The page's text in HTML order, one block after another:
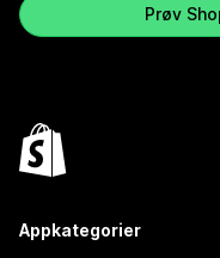
Prøv
Appkategorier